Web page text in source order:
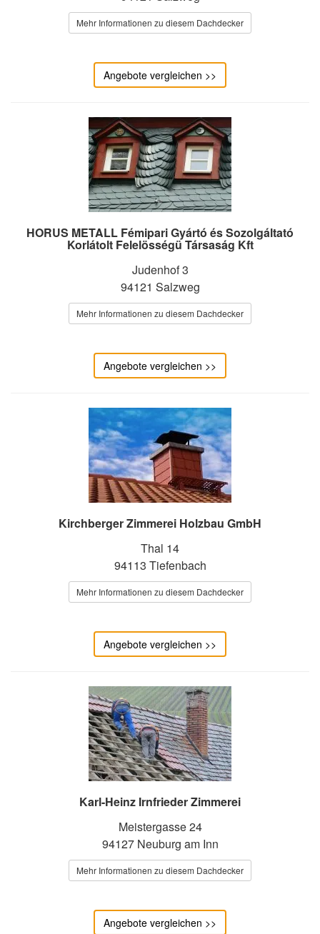
Mehr Informationen zu diesem Dachdecker
Angebote vergleichen >>
HORUS METALL Fémipari Gyártó és Sozolgáltató
Korlátolt Felelösségü Társaság Kft
Judenhof 3
94121 Salzweg
Mehr Informationen zu diesem Dachdecker
Angebote vergleichen >>
Kirchberger Zimmerei Holzbau GmbH
Thal 14
94113 Tiefenbach
Mehr Informationen zu diesem Dachdecker
Angebote vergleichen >>
Karl-Heinz Irnfrieder Zimmerei
Meistergasse 24
94127 Neuburg am Inn
Mehr Informationen zu diesem Dachdecker
Angebote vergleichen >>